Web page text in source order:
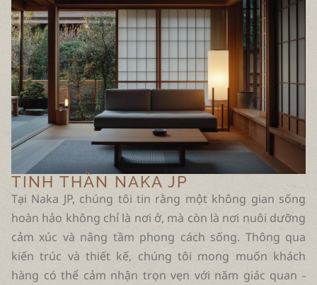
TINH THẦN NAKA JP
Tại Naka JP, chúng tôi tin rằng một không gian sống
hoàn hảo không chỉ là nơi ở, mà còn là nơi nuôi dưỡng
cảm xúc và nâng tầm phong cách sống. Thông qua
kiến trúc và thiết kế, chúng tôi mong muốn khách
hàng có thể cảm nhận trọn vẹn với năm giác quan -